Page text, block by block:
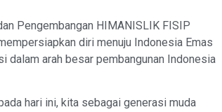
Pengembangan HIMANISLIK FISIP
diri menuju Indonesia Emas
dalam arah besar pembangunan Indonesia
hari ini, kita sebagai generasi muda